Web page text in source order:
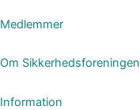
Medlemmer
Om Sikkerhedsforeningen
Information